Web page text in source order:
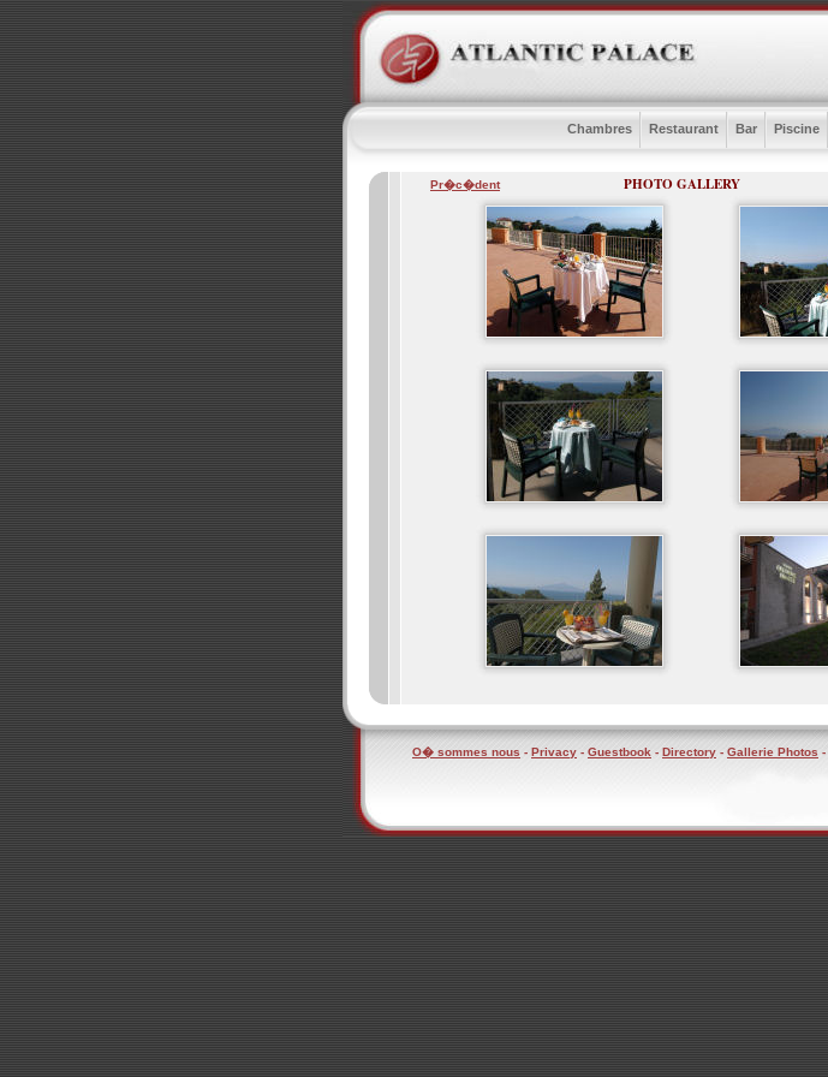
Chambres Restaurant Bar Piscine
Pr�c�dent
PHOTO GALLERY
O� sommes nous - Privacy - Guestbook - Directory - Gallerie Photos -